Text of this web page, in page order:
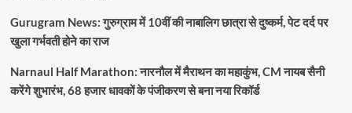
Gurugram News: गुरुग्राम में 10वीं की नाबालिग छात्रा से दुष्कर्म, पेट दर्द पर
खुला गर्भवती होने का राज
Narnaul Half Marathon: नारनौल में मैराथन का महाकुंभ, CM नायब सैनी
करेंगे शुभारंभ, 68 हजार धावकों के पंजीकरण से बना नया रिकॉर्ड